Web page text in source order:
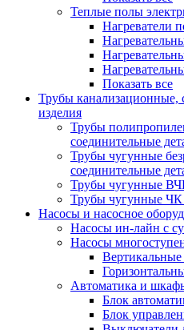
Теплые полы
Нагреватели
Показать все
Трубы канализационные,
изделия
Трубы
соединительные
Трубы чугунные
соединительные
Трубы чугунные
Трубы чугунные ЧК
Насосы и насосное
Насосы ин-лайн с
Насосы
Автоматика и
Блок
Блок